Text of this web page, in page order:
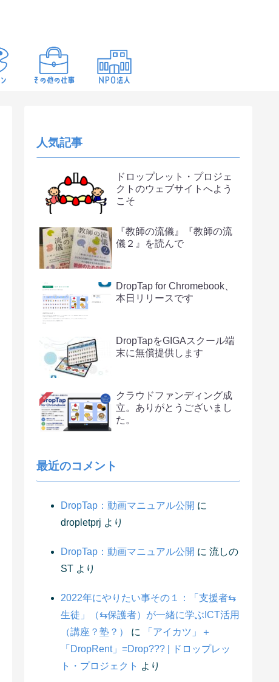
人気記事
ドロップレット・プロジェ
クトのウェブサイトへよう
こそ
『教師の流儀』『教師の流
儀２』を読んで
DropTap for Chromebook、
本日リリースです
DropTapをGIGAスクール端
末に無償提供します
クラウドファンディング成
立。ありがとうございまし
た。
最近のコメント
DropTap：動画マニュアル公開 に
dropletprj より
DropTap：動画マニュアル公開 に 流しの
ST より
2022年にやりたい事その１：「支援者⇆
生徒」（⇆保護者）が一緒に学ぶICT活用
（講座？塾？）
に
「アイカツ」＋
「DropRent」=Drop??? | ドロップレッ
ト・プロジェクト より